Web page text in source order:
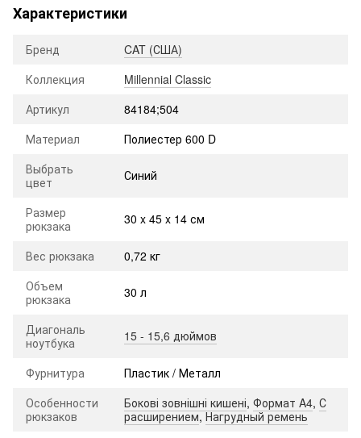
Характеристики
Бренд
CAT (США)
Коллекция
Millennial Classic
Артикул
84184;504
Материал
Полиестер 600 D
Выбрать
цвет
Синий
Размер
рюкзака
30 x 45 x 14 см
Вес рюкзака
0,72 кг
Объем
рюкзака
30 л
Диагональ
ноутбука
15 - 15,6 дюймов
Фурнитура
Пластик / Металл
Особенности
рюкзаков
Бокові зовнішні кишені, Формат A4, С
расширением,Нагрудный ремень